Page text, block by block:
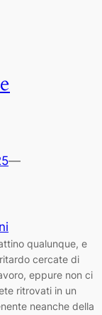
—
qualunque, e
cercate di
eppure non ci
ritrovati in un
neanche della